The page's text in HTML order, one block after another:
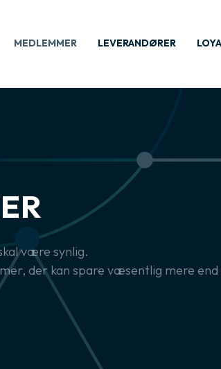
MEDLEMMER LEVERANDØRER
være synlig.
der kan spare væsentlig mere